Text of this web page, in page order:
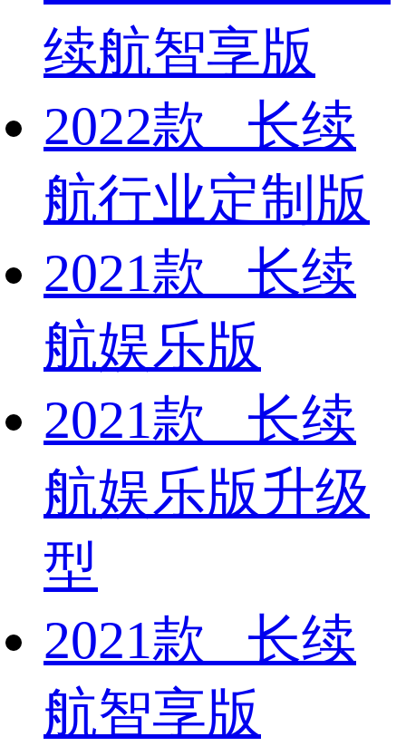
续航智享版
2022款 长续
航行业定制版
2021款 长续
航娱乐版
2021款 长续
航娱乐版升级
型
2021款 长续
航智享版